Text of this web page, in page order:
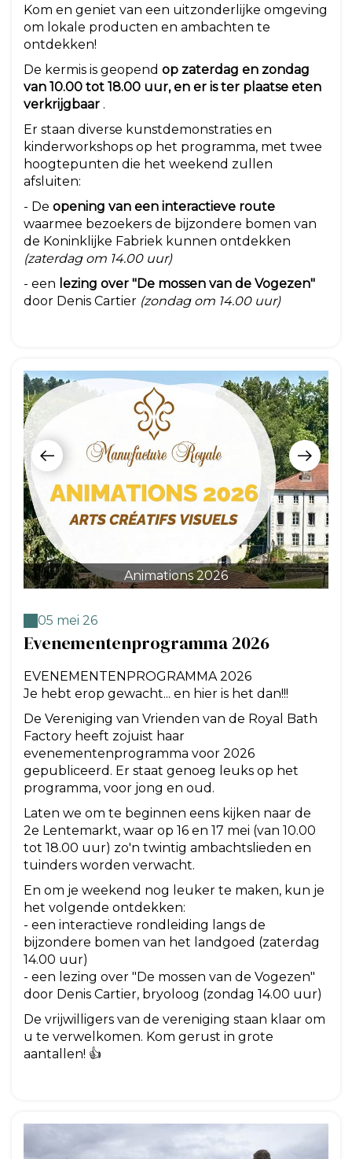
Kom en geniet van een uitzonderlijke omgeving
om lokale producten en ambachten te
ontdekken!
De kermis is geopend op zaterdag en zondag
van 10.00 tot 18.00 uur, en er is ter plaatse eten
verkrijgbaar .
Er staan diverse kunstdemonstraties en
kinderworkshops op het programma, met twee
hoogtepunten die het weekend zullen
afsluiten:
- De opening van een interactieve route
waarmee bezoekers de bijzondere bomen van
de Koninklijke Fabriek kunnen ontdekken
(zaterdag om 14.00 uur)
- een lezing over "De mossen van de Vogezen"
door Denis Cartier (zondag om 14.00 uur)
Animations 2026
05 mei 26
Evenementenprogramma 2026
EVENEMENTENPROGRAMMA 2026
Je hebt erop gewacht... en hier is het dan!!!
De Vereniging van Vrienden van de Royal Bath
Factory heeft zojuist haar
evenementenprogramma voor 2026
gepubliceerd. Er staat genoeg leuks op het
programma, voor jong en oud.
Laten we om te beginnen eens kijken naar de
2e Lentemarkt, waar op 16 en 17 mei (van 10.00
tot 18.00 uur) zo'n twintig ambachtslieden en
tuinders worden verwacht.
En om je weekend nog leuker te maken, kun je
het volgende ontdekken:
- een interactieve rondleiding langs de
bijzondere bomen van het landgoed (zaterdag
14.00 uur)
- een lezing over "De mossen van de Vogezen"
door Denis Cartier, bryoloog (zondag 14.00 uur)
De vrijwilligers van de vereniging staan klaar om
u te verwelkomen. Kom gerust in grote
aantallen! 👍